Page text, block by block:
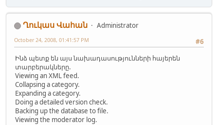
Ղուկաս Վահան
Administrator
#6
October 24, 2008, 01:41:57 PM
Ինձ պետք են այս նախադասությունների հայերեն
տարբերակները.
Viewing an XML feed.
Collapsing a category.
Expanding a category.
Doing a detailed version check.
Backing up the database to file.
Viewing the moderator log.